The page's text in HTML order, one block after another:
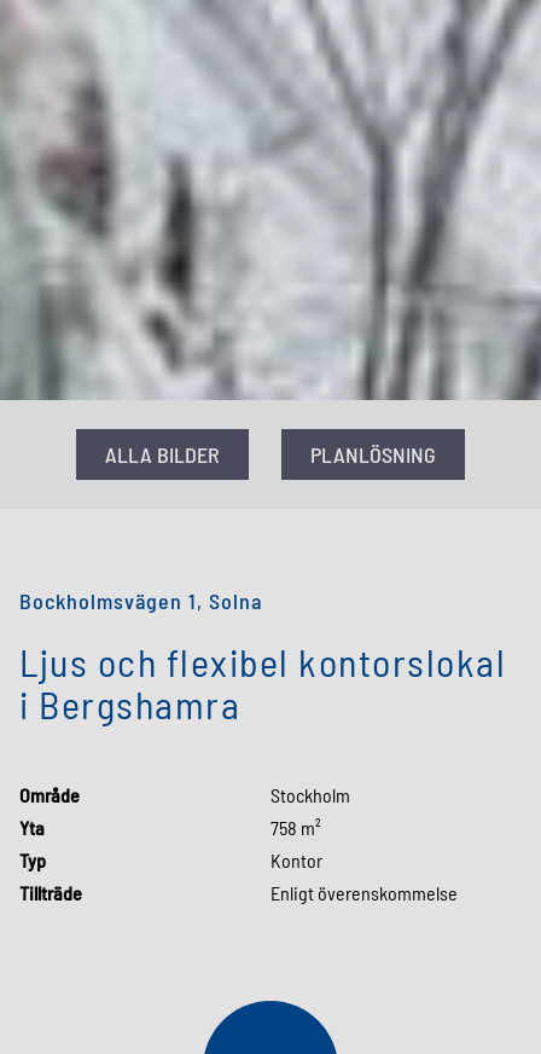
ALLA BILDER PLANLÖSNING
Bockholmsvägen 1, Solna
Ljus och flexibel kontorslokal
i Bergshamra
Område
Stockholm
Yta
758 m²
Typ
Kontor
Tillträde
Enligt överenskommelse